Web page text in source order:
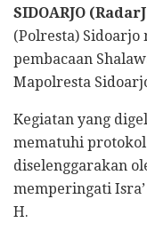
SIDOARJO
(Polresta) Sidoarjo
pembacaan
Mapolresta
Kegiatan yang
mematuhi
diselenggarakan
memperingati
H.